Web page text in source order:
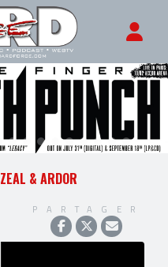
ZEAL & ARDOR
PARTAGER